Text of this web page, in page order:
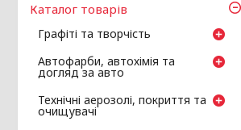
Каталог товарів
Графіті та творчість
Автофарби, автохімія та
догляд за авто
Технічні аерозолі, покриття та
очищувачі